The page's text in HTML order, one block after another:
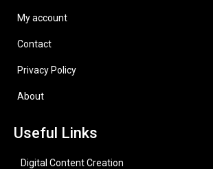
My account
Contact
Privacy Policy
About
Useful Links
Digital Content Creation